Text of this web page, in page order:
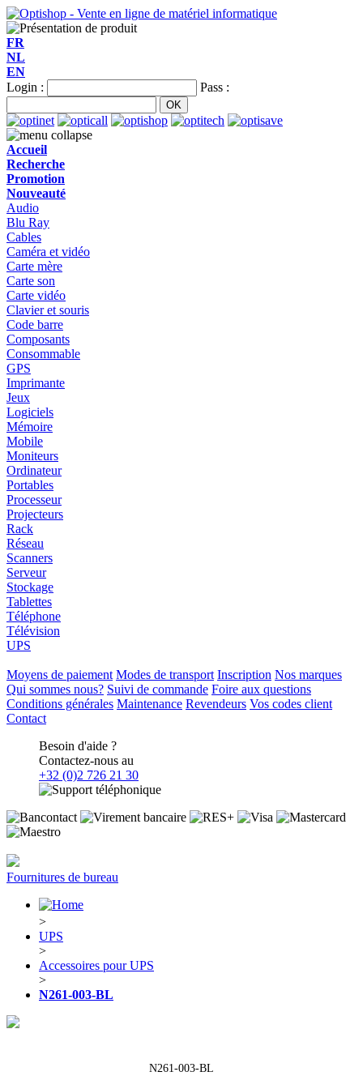
FR
NL
EN
Login :
Pass :
Accueil
Recherche
Promotion
Nouveauté
Audio
Blu Ray
Cables
Caméra et vidéo
Carte mère
Carte son
Carte vidéo
Clavier et souris
Code barre
Composants
Consommable
GPS
Imprimante
Jeux
Logiciels
Mémoire
Mobile
Moniteurs
Ordinateur
Portables
Processeur
Projecteurs
Rack
Réseau
Scanners
Serveur
Stockage
Tablettes
Téléphone
Télévision
UPS
Moyens de paiement Modes de transport Inscription Nos marques
Qui sommes nous? Suivi de commande Foire aux questions
Conditions générales Maintenance Revendeurs Vos codes client
Contact
Besoin d'aide ?
Contactez-nous au
+32 (0)2 726 21 30
Fournitures de bureau
>
UPS
>
Accessoires pour UPS
>
N261-003-BL
N261-003-BL